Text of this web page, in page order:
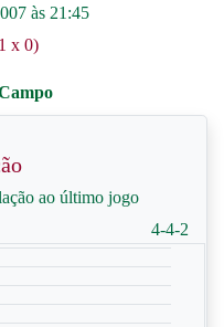
às 21:45
x 0)
ao último jogo
4-4-2